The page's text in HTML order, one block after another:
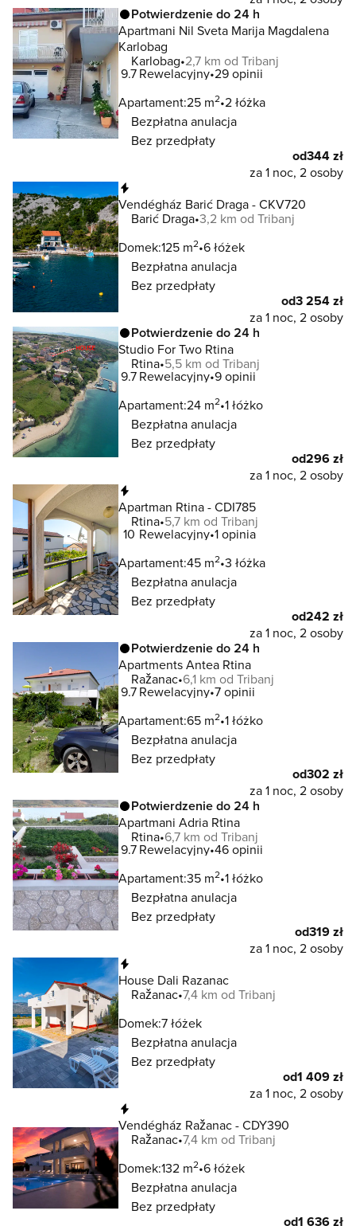
Potwierdzenie do 24 h
Apartmani Nil Sveta Marija Magdalena
Karlobag
Karlobag 2,7 km od Tribanj
9.7Rewelacyjny 29 opinii
Apartament:25 m2 2 łóżka
Bezpłatna anulacja
Bez przedpłaty
od344 zł
za 1 noc, 2 osoby
Vendégház Barić Draga - CKV720
Barić Draga 3,2 km od Tribanj
Domek:125 m2 6 łóżek
Bezpłatna anulacja
Bez przedpłaty
od3 254 zł
za 1 noc, 2 osoby
Potwierdzenie do 24 h
Studio For Two Rtina
Rtina 5,5 km od Tribanj
9.7Rewelacyjny 9 opinii
Apartament:24 m2 1 łóżko
Bezpłatna anulacja
Bez przedpłaty
od296 zł
za 1 noc, 2 osoby
Apartman Rtina - CDI785
Rtina 5,7 km od Tribanj
10 Rewelacyjny 1 opinia
Apartament:45 m2 3 łóżka
Bezpłatna anulacja
Bez przedpłaty
od242 zł
za 1 noc, 2 osoby
Potwierdzenie do 24 h
Apartments Antea Rtina
Ražanac 6,1 km od Tribanj
9.7Rewelacyjny 7 opinii
Apartament:65 m2 1 łóżko
Bezpłatna anulacja
Bez przedpłaty
od302 zł
za 1 noc, 2 osoby
Potwierdzenie do 24 h
Apartmani Adria Rtina
Rtina 6,7 km od Tribanj
9.7Rewelacyjny 46 opinii
Apartament:35 m2 1 łóżko
Bezpłatna anulacja
Bez przedpłaty
od319 zł
za 1 noc, 2 osoby
House Dali Razanac
Ražanac 7,4 km od Tribanj
Domek:7 łóżek
Bezpłatna anulacja
Bez przedpłaty
od1 409 zł
za 1 noc, 2 osoby
Vendégház Ražanac - CDY390
Ražanac 7,4 km od Tribanj
Domek:132 m2 6 łóżek
Bezpłatna anulacja
Bez przedpłaty
od1 636 zł